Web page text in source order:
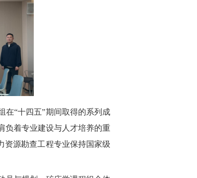
在“十四五”期间取得的系列成
负着专业建设与人才培养的重
资源勘查工程专业保持国家级